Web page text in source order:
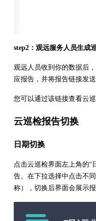
step2：观远服务人员生成
观远人员收到你的数据后
应报告，并将报告链接发送
您可以通过该链接查看云巡
云巡检报告切换
日期切换
点击云巡检界面左上角的“
告。在下拉选择中点击不
称），切换后界面会展示报